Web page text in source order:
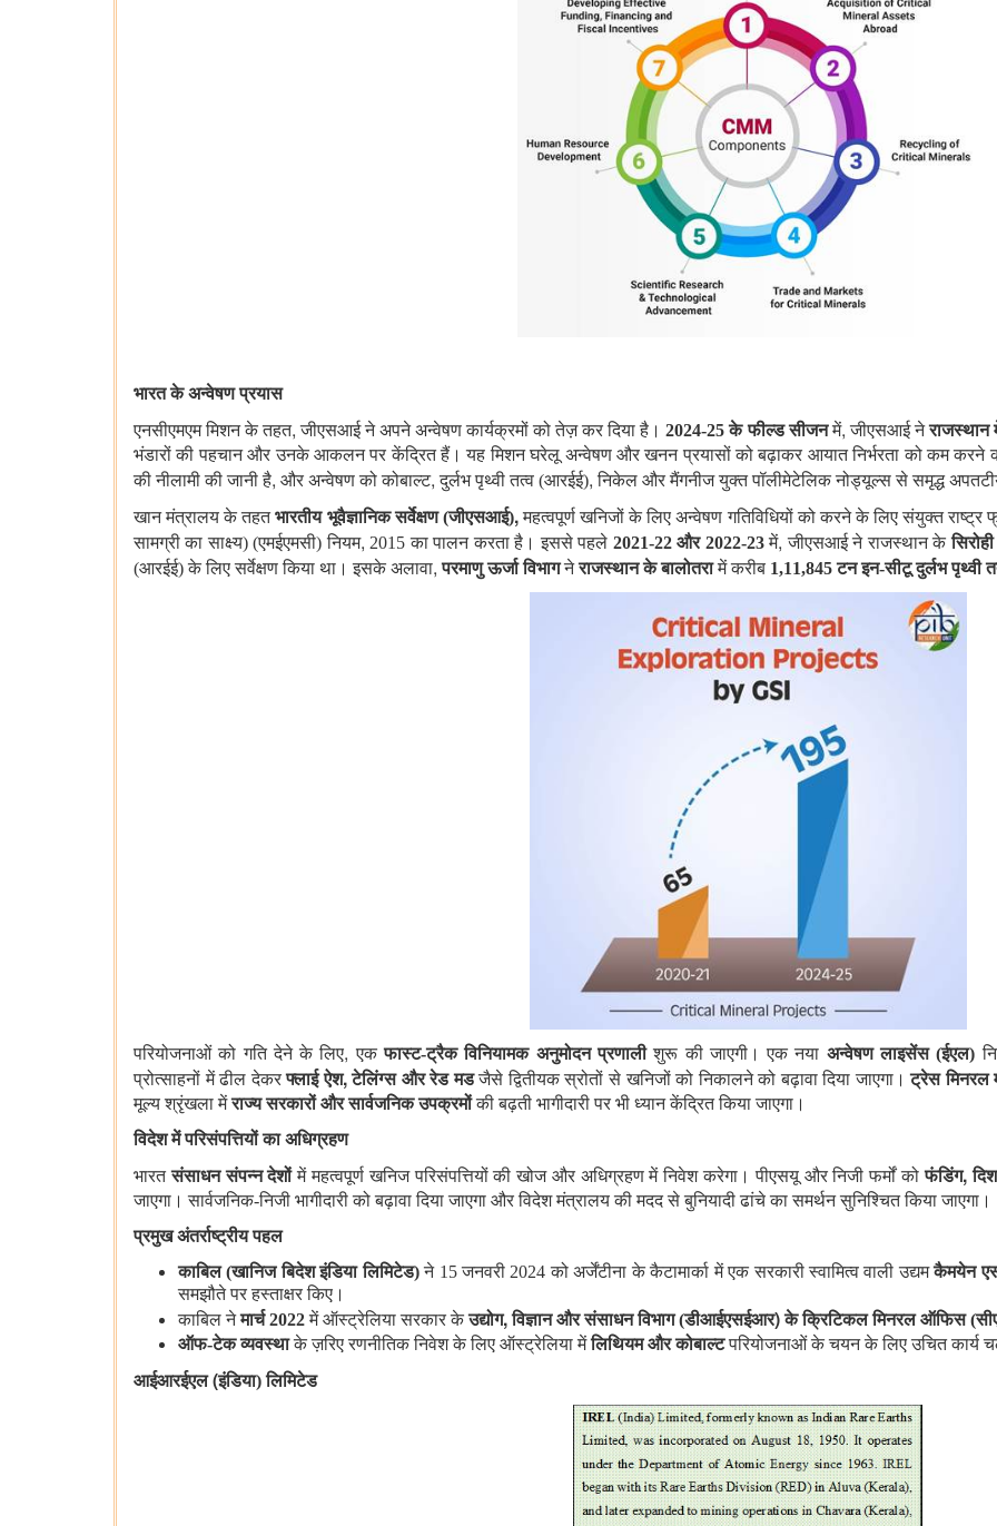
भारत के अन्वेषण प्रयास
एनसीएमएम मिशन के तहत,जीएसआई ने अपने अन्वेषण कार्यक्रमों को तेज़ कर दिया है।2024-25 के फील्ड सीजनमें,जीएसआई नेराजस्थान
भंडारों की पहचान और उनके आकलन पर केंद्रित हैं। यह मिशन घरेलू अन्वेषण और खनन प्रयासों को बढ़ाकर आयात निर्भरता को कम करने
की नीलामी की जानी है, और अन्वेषण को कोबाल्ट,दुर्लभ पृथ्वी तत्व (आरईई),निकेल और मैंगनीज युक्त पॉलीमेटेलिक नोड्यूल्स से समृद्ध अपतटीय
खान मंत्रालय के तहतभारतीय भूवैज्ञानिक सर्वेक्षण (जीएसआई), महत्वपूर्ण खनिजों के लिए अन्वेषण गतिविधियों को करने के लिए संयुक्त
सामग्री का साक्ष्य) (एमईएमसी) नियम,2015 का पालन करता है। इससे पहले 2021-22 और 2022-23में,जीएसआई ने राजस्थान केसिरोही
(आरईई) के लिए सर्वेक्षण किया था। इसके अलावा,परमाणु ऊर्जा विभागनेराजस्थान के बालोतरामें करीब 1,11,845 टन इन-सीटू दुर्लभ
परियोजनाओं को गति देने के लिए,एकफास्ट-ट्रैक विनियामक अनुमोदन प्रणालीशुरू की जाएगी। एक नया अन्वेषण लाइसेंस (ईएल)
प्रोत्साहनों में ढील देकरफ्लाई ऐश,टेलिंग्स और रेड मडजैसे द्वितीयक स्रोतों से खनिजों को निकालने को बढ़ावा दिया जाएगा।ट्रेस मिनरल
मूल्य श्रृंखला मेंराज्य सरकारों और सार्वजनिक उपक्रमोंकी बढ़ती भागीदारी पर भी ध्यान केंद्रित किया जाएगा।
विदेश में परिसंपत्तियों का अधिग्रहण
भारतसंसाधन संपन्न देशोंमें महत्वपूर्ण खनिज परिसंपत्तियों की खोज और अधिग्रहण में निवेश करेगा। पीएसयू और निजी फर्मों कोफंडिंग,
जाएगा। सार्वजनिक-निजी भागीदारी को बढ़ावा दिया जाएगा और विदेश मंत्रालय की मदद से बुनियादी ढांचे का समर्थन सुनिश्चित किया जाएगा।
प्रमुख अंतर्राष्ट्रीय पहल
काबिल (खानिज बिदेश इंडिया लिमिटेड)ने 15 जनवरी 2024 को अर्जेंटीना के कैटामार्का में एक सरकारी स्वामित्व वाली उद्यमकैमयेन
समझौते पर हस्ताक्षर किए।
काबिल नेमार्च 2022में ऑस्ट्रेलिया सरकार केउद्योग,विज्ञान और संसाधन विभाग (डीआईएसईआर)के क्रिटिकल मिनरल ऑफिस
ऑफ-टेक व्यवस्थाके ज़रिए रणनीतिक निवेश के लिए ऑस्ट्रेलिया मेंलिथियम और कोबाल्टपरियोजनाओं के चयन के लिए उचित कार्य
आईआरईएल(इंडिया) लिमिटेड